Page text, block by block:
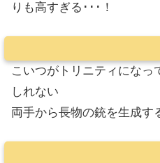
りも高すぎる･･･！
こいつがトリニティになっ
しれない
両手から長物の銃を生成す